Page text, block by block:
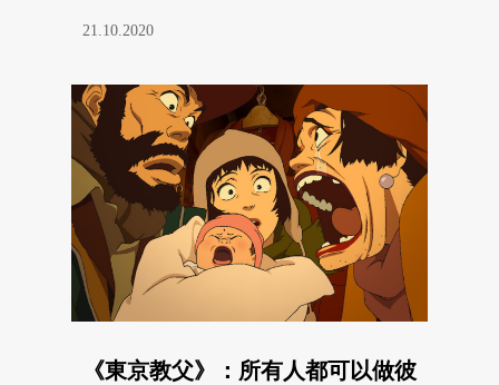
21.10.2020
《東京教父》：所有人都可以做彼